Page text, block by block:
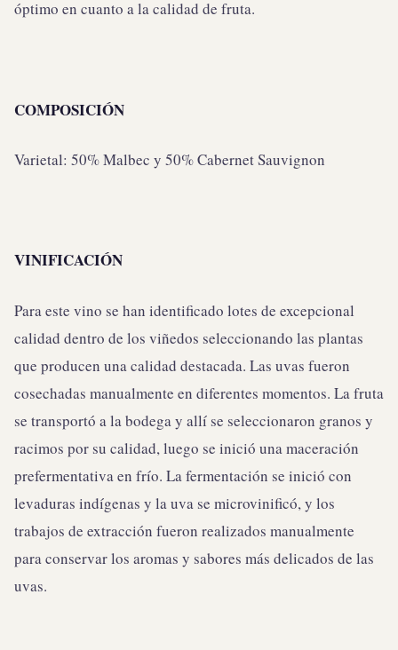
óptimo en cuanto a la calidad de fruta.
COMPOSICIÓN
Varietal: 50% Malbec y 50% Cabernet Sauvignon
VINIFICACIÓN
Para este vino se han identificado lotes de excepcional
calidad dentro de los viñedos seleccionando las plantas
que producen una calidad destacada. Las uvas fueron
cosechadas manualmente en diferentes momentos. La fruta
se transportó a la bodega y allí se seleccionaron granos y
racimos por su calidad, luego se inició una maceración
prefermentativa en frío. La fermentación se inició con
levaduras indígenas y la uva se microvinificó, y los
trabajos de extracción fueron realizados manualmente
para conservar los aromas y sabores más delicados de las
uvas.